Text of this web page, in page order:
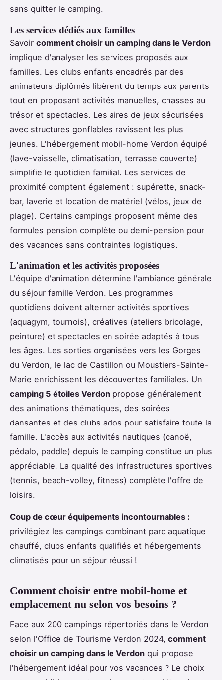
sans quitter le camping.
Les services dédiés aux familles
Savoir comment choisir un camping dans le Verdon
implique d'analyser les services proposés aux
familles. Les clubs enfants encadrés par des
animateurs diplômés libèrent du temps aux parents
tout en proposant activités manuelles, chasses au
trésor et spectacles. Les aires de jeux sécurisées
avec structures gonflables ravissent les plus
jeunes. L'hébergement mobil-home Verdon équipé
(lave-vaisselle, climatisation, terrasse couverte)
simplifie le quotidien familial. Les services de
proximité comptent également : supérette, snack-
bar, laverie et location de matériel (vélos, jeux de
plage). Certains campings proposent même des
formules pension complète ou demi-pension pour
des vacances sans contraintes logistiques.
L'animation et les activités proposées
L'équipe d'animation détermine l'ambiance générale
du séjour famille Verdon. Les programmes
quotidiens doivent alterner activités sportives
(aquagym, tournois), créatives (ateliers bricolage,
peinture) et spectacles en soirée adaptés à tous
les âges. Les sorties organisées vers les Gorges
du Verdon, le lac de Castillon ou Moustiers-Sainte-
Marie enrichissent les découvertes familiales. Un
camping 5 étoiles Verdon propose généralement
des animations thématiques, des soirées
dansantes et des clubs ados pour satisfaire toute la
famille. L'accès aux activités nautiques (canoë,
pédalo, paddle) depuis le camping constitue un plus
appréciable. La qualité des infrastructures sportives
(tennis, beach-volley, fitness) complète l'offre de
loisirs.
Coup de cœur équipements incontournables :
privilégiez les campings combinant parc aquatique
chauffé, clubs enfants qualifiés et hébergements
climatisés pour un séjour réussi !
Comment choisir entre mobil-home et
emplacement nu selon vos besoins ?
Face aux 200 campings répertoriés dans le Verdon
selon l'Office de Tourisme Verdon 2024, comment
choisir un camping dans le Verdon qui propose
l'hébergement idéal pour vos vacances ? Le choix